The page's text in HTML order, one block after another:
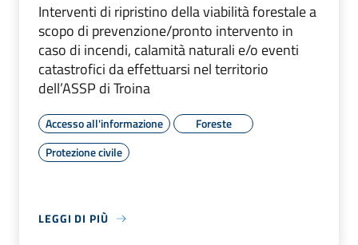
Interventi di ripristino della viabilità forestale a
scopo di prevenzione/pronto intervento in
caso di incendi, calamità naturali e/o eventi
catastrofici da effettuarsi nel territorio
dell’ASSP di Troina
Accesso all'informazione
Foreste
Protezione civile
LEGGI DI PIÙ